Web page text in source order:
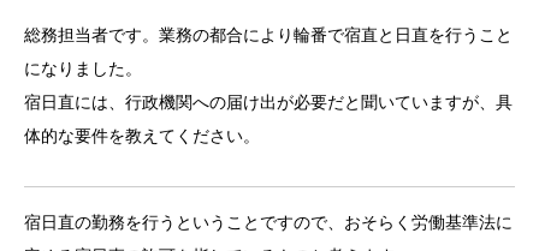
総務担当者です。業務の都合により輪番で宿直と日直を行うこと
になりました。
宿日直には、行政機関への届け出が必要だと聞いていますが、具
体的な要件を教えてください。
宿日直の勤務を行うということですので、おそらく労働基準法に